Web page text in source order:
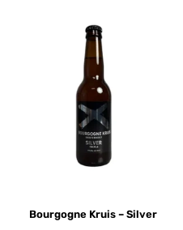
Bourgogne Kruis – Silver